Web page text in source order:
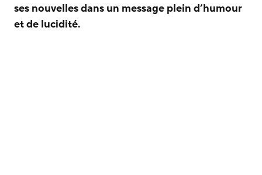
ses nouvelles dans un message plein d’humour
et de lucidité.